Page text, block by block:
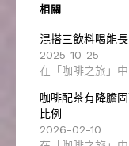
相關
混搭三飲料喝能
2025-10-25
在「咖啡之旅」中
咖啡配茶有降膽
比例
2026-02-10